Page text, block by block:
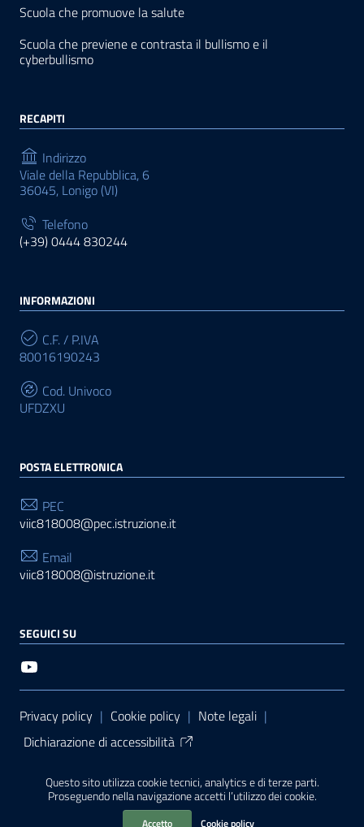
Questo sito utilizza cookie tecnici, analytics e di terze parti.
Proseguendo nella navigazione accetti l’utilizzo dei cookie.
Accetto Cookie policy
Scuola che promuove la salute
Scuola che previene e contrasta il bullismo e il
cyberbullismo
RECAPITI
Indirizzo
Viale della Repubblica, 6
36045, Lonigo (VI)
Telefono
(+39) 0444 830244
INFORMAZIONI
C.F. / P.IVA
80016190243
Cod. Univoco
UFDZXU
POSTA ELETTRONICA
PEC
viic818008@pec.istruzione.it
Email
viic818008@istruzione.it
SEGUICI SU
Sezione Link Utili
Privacy policy | Cookie policy | Note legali |
Dichiarazione di accessibilità
PA di AgID
| Realizzato con WordPress
da